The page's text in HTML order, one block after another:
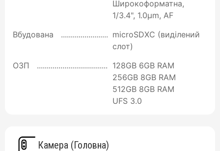
Широкоформатна,
1/3.4", 1.0µm, AF
Вбудована
microSDXC (виділений
слот)
ОЗП
128GB 6GB RAM
256GB 8GB RAM
512GB 8GB RAM
UFS 3.0
Камера (Головна)